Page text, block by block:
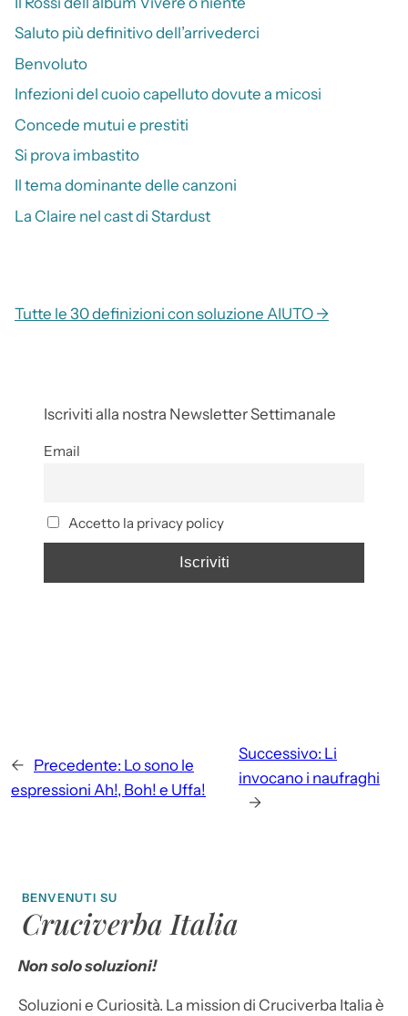
Saluto più definitivo dell’arrivederci
Benvoluto
Infezioni del cuoio capelluto dovute a micosi
Concede mutui e prestiti
Si prova imbastito
Il tema dominante delle canzoni
La Claire nel cast di Stardust
Tutte le 30 definizioni con soluzione AIUTO →
Iscriviti alla nostra Newsletter Settimanale
Email
Accetto la privacy policy
← Precedente: Lo sono le
espressioni Ah!, Boh! e Uffa!
Successivo: Li
invocano i naufraghi
→
BENVENUTI SU
Cruciverba Italia
Non solo soluzioni!
Soluzioni e Curiosità. La mission di Cruciverba Italia è